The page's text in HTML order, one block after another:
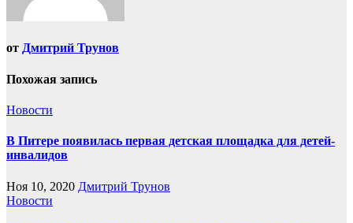
от Дмитрий Трунов
Похожая запись
Новости
В Питере появилась первая детская площадка для детей-
инвалидов
Ноя 10, 2020 Дмитрий Трунов
Новости